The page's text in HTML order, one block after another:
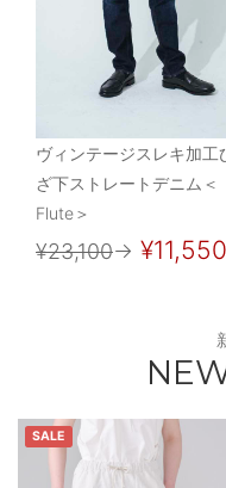
ヴィンテージスレキ加工
ざ下ストレートデニム＜
Flute＞
¥23,100→ ¥11,550
SALE